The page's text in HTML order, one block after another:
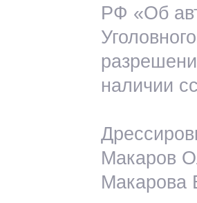
РФ «Об
наличии
Макаров
Макарова